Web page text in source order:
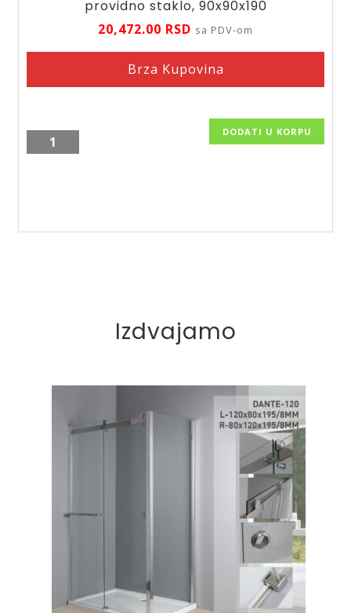
providno staklo, 90x90x190
20,472.00 RSD sa PDV-om
Brza Kupovina
Polukružna
tus
ST,
DODATI U KORPU
Izdvajamo